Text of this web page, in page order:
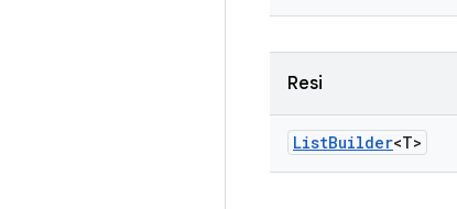
Resi
ListBuilder<T>